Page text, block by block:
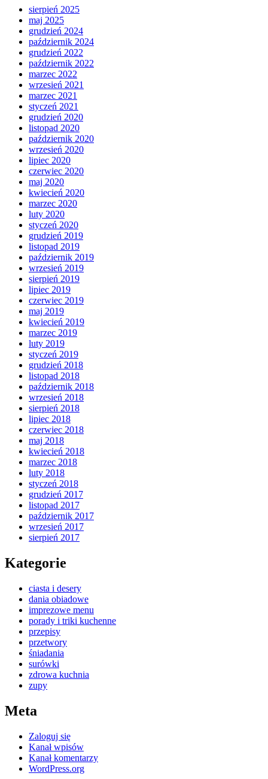
sierpień 2025
maj 2025
grudzień 2024
październik 2024
grudzień 2022
październik 2022
marzec 2022
wrzesień 2021
marzec 2021
styczeń 2021
grudzień 2020
listopad 2020
październik 2020
wrzesień 2020
lipiec 2020
czerwiec 2020
maj 2020
kwiecień 2020
marzec 2020
luty 2020
styczeń 2020
grudzień 2019
listopad 2019
październik 2019
wrzesień 2019
sierpień 2019
lipiec 2019
czerwiec 2019
maj 2019
kwiecień 2019
marzec 2019
luty 2019
styczeń 2019
grudzień 2018
listopad 2018
październik 2018
wrzesień 2018
sierpień 2018
lipiec 2018
czerwiec 2018
maj 2018
kwiecień 2018
marzec 2018
luty 2018
styczeń 2018
grudzień 2017
listopad 2017
październik 2017
wrzesień 2017
sierpień 2017
Kategorie
ciasta i desery
dania obiadowe
imprezowe menu
porady i triki kuchenne
przepisy
przetwory
śniadania
surówki
zdrowa kuchnia
zupy
Meta
Zaloguj się
Kanał wpisów
Kanał komentarzy
WordPress.org